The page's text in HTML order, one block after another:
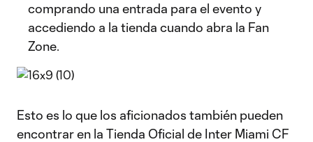
comprando una entrada para el evento y
accediendo a la tienda cuando abra la Fan
Zone.
Esto es lo que los aficionados también pueden
encontrar en la Tienda Oficial de Inter Miami CF